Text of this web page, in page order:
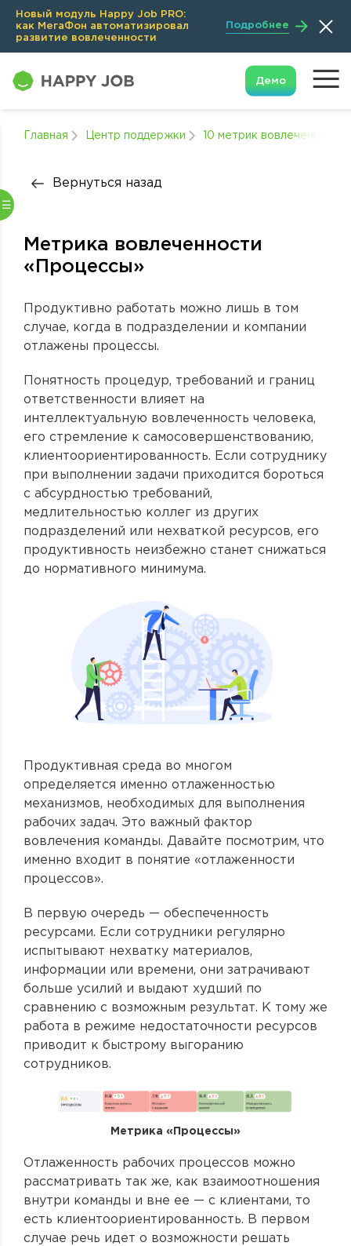
Новый модуль Happy Job PRO:
как МегаФон автоматизировал
развитие вовлеченности
Подробнее
Демо
Главная Центр поддержки 10 метрик вовлеченности
Вернуться назад
Метрика вовлеченности
«Процессы»
Продуктивно работать можно лишь в том
случае, когда в подразделении и компании
отлажены процессы.
Понятность процедур, требований и границ
ответственности влияет на
интеллектуальную вовлеченность человека,
его стремление к самосовершенствованию,
клиентоориентированность. Если сотруднику
при выполнении задачи приходится бороться
с абсурдностью требований,
медлительностью коллег из других
подразделений или нехваткой ресурсов, его
продуктивность неизбежно станет снижаться
до нормативного минимума.
Продуктивная среда во многом
определяется именно отлаженностью
механизмов, необходимых для выполнения
рабочих задач. Это важный фактор
вовлечения команды. Давайте посмотрим, что
именно входит в понятие «отлаженности
процессов».
В первую очередь — обеспеченность
ресурсами. Если сотрудники регулярно
испытывают нехватку материалов,
информации или времени, они затрачивают
больше усилий и выдают худший по
сравнению с возможным результат. К тому же
работа в режиме недостаточности ресурсов
приводит к быстрому выгоранию
сотрудников.
Метрика «Процессы»
Отлаженность рабочих процессов можно
рассматривать так же, как взаимоотношения
внутри команды и вне ее — с клиентами, то
есть клиентоориентированность. В первом
случае речь идет о возможности решать